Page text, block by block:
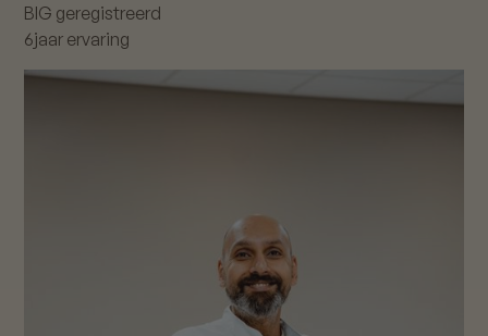
BIG geregistreerd
6jaar ervaring